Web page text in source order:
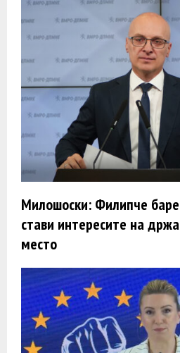
Милошоски: Филипче
стави интересите на
место